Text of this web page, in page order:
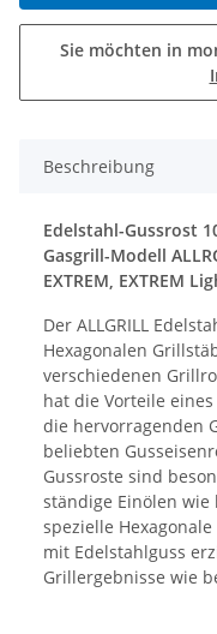
Sie möchten in
Beschreibung
Edelstahl-Gussrost
Gasgrill-Modell
EXTREM, EXTREM
Der ALLGRILL
Hexagonalen
verschiedenen
hat die Vorteile
die hervorragenden
beliebten
Gussroste sind
ständige Einölen
spezielle
mit Edelstahlguss
Grillergebnisse wie